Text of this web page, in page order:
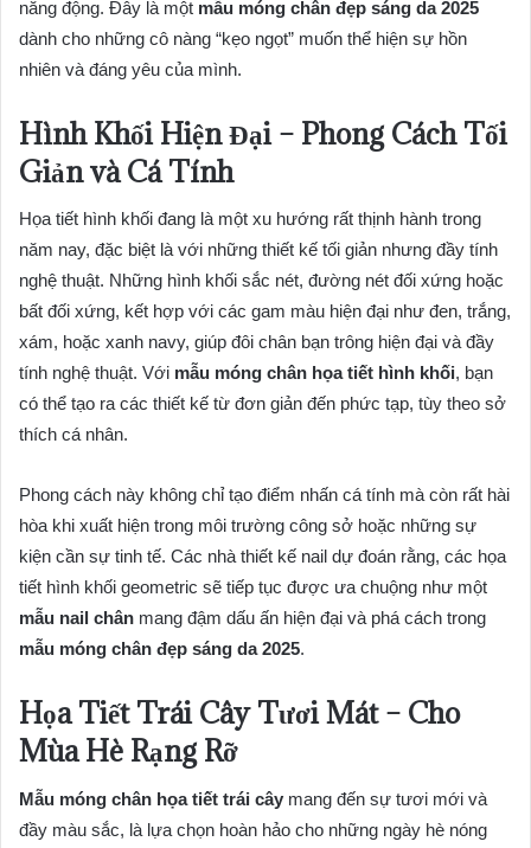
năng động. Đây là một mẫu móng chân đẹp sáng da 2025
dành cho những cô nàng “kẹo ngọt” muốn thể hiện sự hồn
nhiên và đáng yêu của mình.
Hình Khối Hiện Đại – Phong Cách Tối
Giản và Cá Tính
Họa tiết hình khối đang là một xu hướng rất thịnh hành trong
năm nay, đặc biệt là với những thiết kế tối giản nhưng đầy tính
nghệ thuật. Những hình khối sắc nét, đường nét đối xứng hoặc
bất đối xứng, kết hợp với các gam màu hiện đại như đen, trắng,
xám, hoặc xanh navy, giúp đôi chân bạn trông hiện đại và đầy
tính nghệ thuật. Với mẫu móng chân họa tiết hình khối, bạn
có thể tạo ra các thiết kế từ đơn giản đến phức tạp, tùy theo sở
thích cá nhân.
Phong cách này không chỉ tạo điểm nhấn cá tính mà còn rất hài
hòa khi xuất hiện trong môi trường công sở hoặc những sự
kiện cần sự tinh tế. Các nhà thiết kế nail dự đoán rằng, các họa
tiết hình khối geometric sẽ tiếp tục được ưa chuộng như một
mẫu nail chân mang đậm dấu ấn hiện đại và phá cách trong
mẫu móng chân đẹp sáng da 2025.
Họa Tiết Trái Cây Tươi Mát – Cho
Mùa Hè Rạng Rỡ
Mẫu móng chân họa tiết trái cây mang đến sự tươi mới và
đầy màu sắc, là lựa chọn hoàn hảo cho những ngày hè nóng